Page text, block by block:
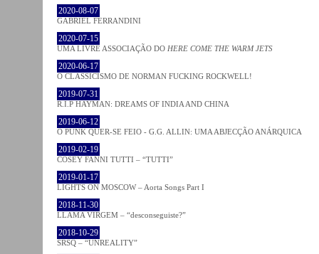
2020-08-07
GABRIEL FERRANDINI
2020-07-15
UMA LIVRE ASSOCIAÇÃO DO HERE COME THE WARM JETS
2020-06-17
O CLASSICISMO DE NORMAN FUCKING ROCKWELL!
2019-07-31
R.I.P HAYMAN: DREAMS OF INDIA AND CHINA
2019-06-12
O PUNK QUER-SE FEIO - G.G. ALLIN: UMA ABJECÇÃO ANÁRQUICA
2019-02-19
COSEY FANNI TUTTI – “TUTTI”
2019-01-17
LIGHTS ON MOSCOW – Aorta Songs Part I
2018-11-30
LLAMA VIRGEM – “desconseguiste?”
2018-10-29
SRSQ – “UNREALITY”